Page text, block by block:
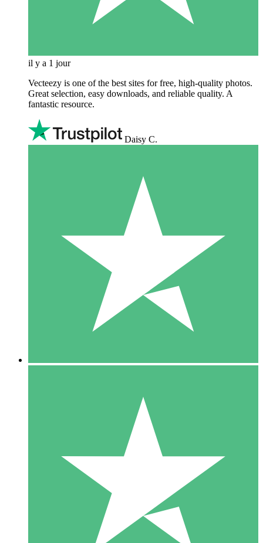
il y a 1 jour
Vecteezy is one of the best sites for free, high‑quality photos.
Great selection, easy downloads, and reliable quality. A
fantastic resource.
Daisy C.